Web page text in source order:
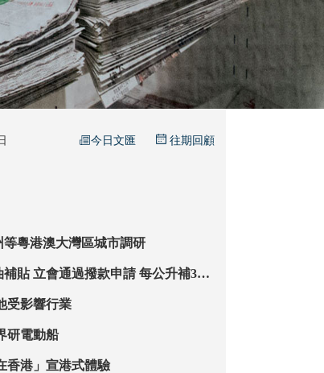
日 今日文匯 往期回顧
粵港澳大灣區城市調研
公升補3元
及其他受影響行業
提早休漁 業界研電動船
新標語 「只在香港」宣港式體驗